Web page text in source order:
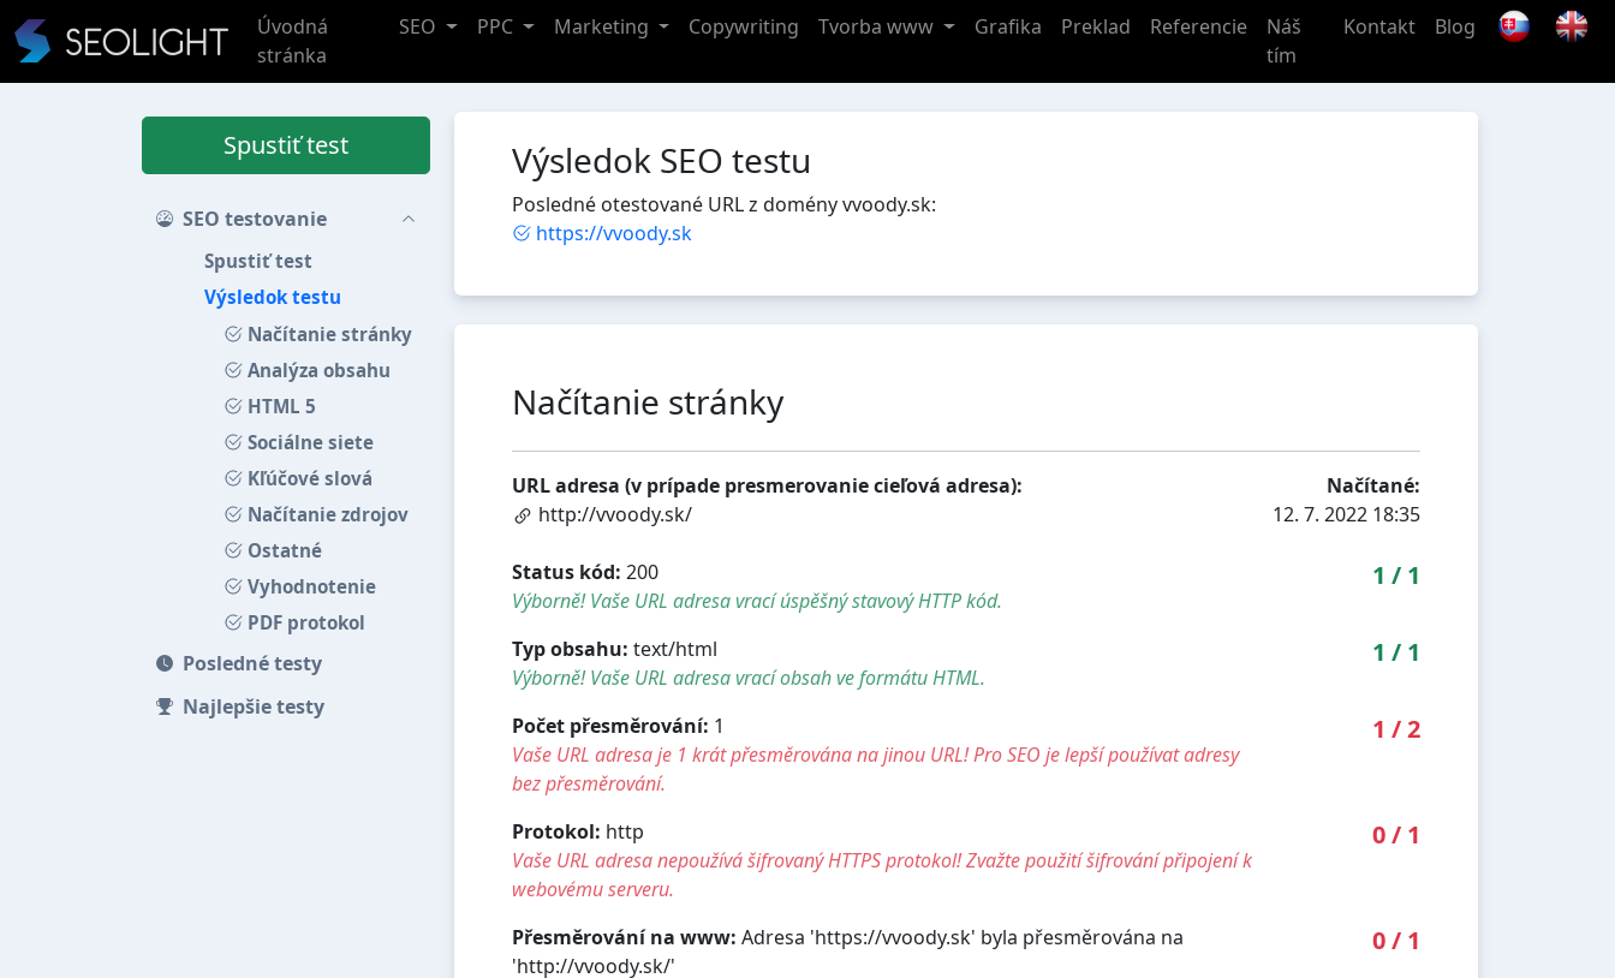
Úvodná
stránka
SEO PPC Marketing Copywriting Tvorba www Grafika Preklad Referencie
Náš
tím
Kontakt Blog
Spustiť test
SEO testovanie
Spustiť test
Výsledok testu
Načítanie stránky
Analýza obsahu
HTML 5
Sociálne siete
Kľúčové slová
Načítanie zdrojov
Ostatné
Vyhodnotenie
PDF protokol
Posledné testy
Najlepšie testy
Výsledok SEO testu
Posledné otestované URL z domény vvoody.sk:
https://vvoody.sk
Načítanie stránky
URL adresa (v prípade presmerovanie cieľová adresa):
http://vvoody.sk/
Načítané:
12. 7. 2022 18:35
Status kód: 200
Výborně! Vaše URL adresa vrací úspěšný stavový HTTP kód.
1 / 1
Typ obsahu: text/html
Výborně! Vaše URL adresa vrací obsah ve formátu HTML.
1 / 1
Počet přesměrování: 1
Vaše URL adresa je 1 krát přesměrována na jinou URL! Pro SEO je lepší používat adresy
bez přesměrování.
1 /2
Protokol: http
Vaše URL adresa nepoužívá šifrovaný HTTPS protokol! Zvažte použití šifrování připojení k
webovému serveru.
0/ 1
Přesměrování na www: Adresa 'https://vvoody.sk' byla přesměrována na
'http://vvoody.sk/'
0/ 1